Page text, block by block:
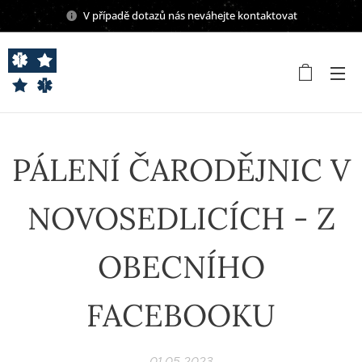
V případě dotazů nás neváhejte kontaktovat
PÁLENÍ ČARODĚJNIC V
NOVOSEDLICÍCH - Z
OBECNÍHO
FACEBOOKU